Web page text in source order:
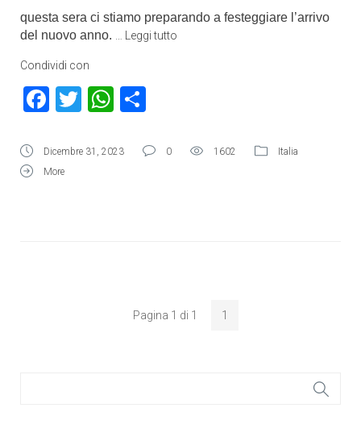
questa sera ci stiamo preparando a festeggiare l’arrivo
del nuovo anno.
Leggi tutto
Condividi con
Facebook
TwitterWhatsApp
Dicembre 31, 2023 0 1602
Italia
More
Pagina 1 di 1 1